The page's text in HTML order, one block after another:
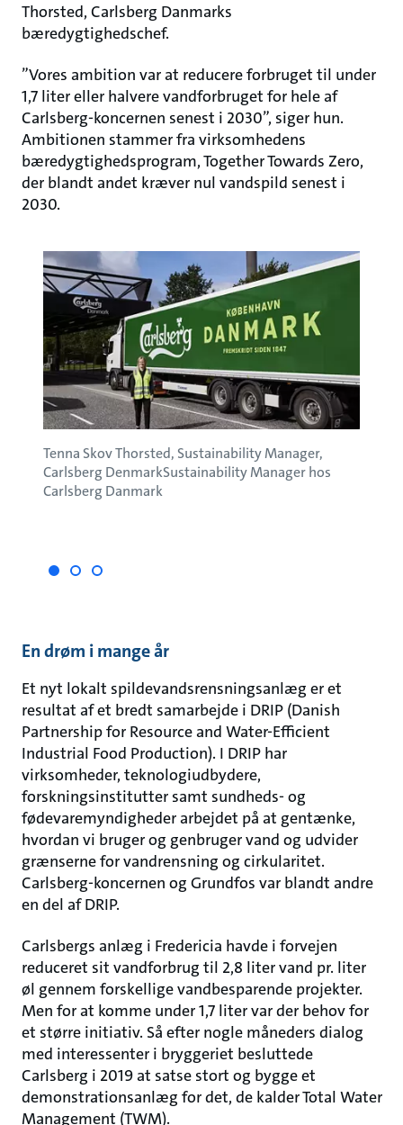
Thorsted, Carlsberg Danmarks
bæredygtighedschef.
”Vores ambition var at reducere forbruget til under
1,7 liter eller halvere vandforbruget for hele af
Carlsberg-koncernen senest i 2030”, siger hun.
Ambitionen stammer fra virksomhedens
bæredygtighedsprogram, Together Towards Zero,
der blandt andet kræver nul vandspild senest i
2030.
Tenna Skov Thorsted, Sustainability Manager,
Carlsberg DenmarkSustainability Manager hos
Carlsberg Danmark
En drøm i mange år
Et nyt lokalt spildevandsrensningsanlæg er et
resultat af et bredt samarbejde i DRIP (Danish
Partnership for Resource and Water-Efficient
Industrial Food Production). I DRIP har
virksomheder, teknologiudbydere,
forskningsinstitutter samt sundheds- og
fødevaremyndigheder arbejdet på at gentænke,
hvordan vi bruger og genbruger vand og udvider
grænserne for vandrensning og cirkularitet.
Carlsberg-koncernen og Grundfos var blandt andre
en del af DRIP.
Carlsbergs anlæg i Fredericia havde i forvejen
reduceret sit vandforbrug til 2,8 liter vand pr. liter
øl gennem forskellige vandbesparende projekter.
Men for at komme under 1,7 liter var der behov for
et større initiativ. Så efter nogle måneders dialog
med interessenter i bryggeriet besluttede
Carlsberg i 2019 at satse stort og bygge et
demonstrationsanlæg for det, de kalder Total Water
Management (TWM).